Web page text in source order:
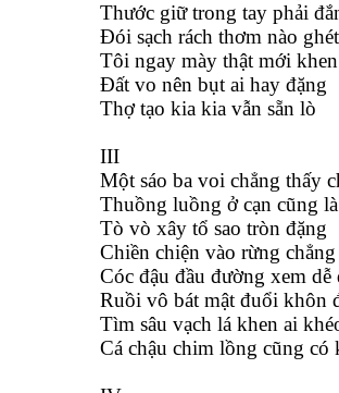
Thước giữ trong tay phải
Đói sạch rách thơm nào
Tôi ngay mày thật mới
Đất vo nên bụt ai hay đặng
Thợ tạo kia kia vẫn sẵn lò
III
Một sáo ba voi chẳng thấy
Thuồng luồng ở cạn cũng
Tò vò xây tổ sao tròn đặng
Chiền chiện vào rừng
Cóc đậu đầu đường xem dễ
Ruồi vô bát mật đuổi khôn
Tìm sâu vạch lá khen ai
Cá chậu chim lồng cũng có